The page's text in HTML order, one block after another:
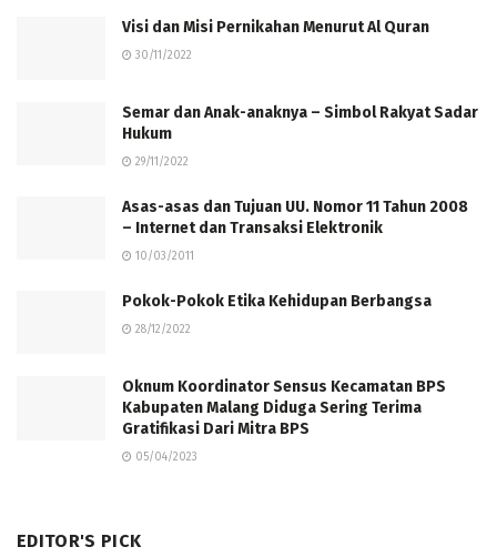
Visi dan Misi Pernikahan Menurut Al Quran
30/11/2022
Semar dan Anak-anaknya – Simbol Rakyat Sadar
Hukum
29/11/2022
Asas-asas dan Tujuan UU. Nomor 11 Tahun 2008
– Internet dan Transaksi Elektronik
10/03/2011
Pokok-Pokok Etika Kehidupan Berbangsa
28/12/2022
Oknum Koordinator Sensus Kecamatan BPS
Kabupaten Malang Diduga Sering Terima
Gratifikasi Dari Mitra BPS
05/04/2023
EDITOR'S PICK